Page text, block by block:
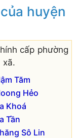
Qua Lìn
Ma Chải
huyện
cấp phường
xã.
Tăm
Hẻo
Khoá
Tần
Sô Lin